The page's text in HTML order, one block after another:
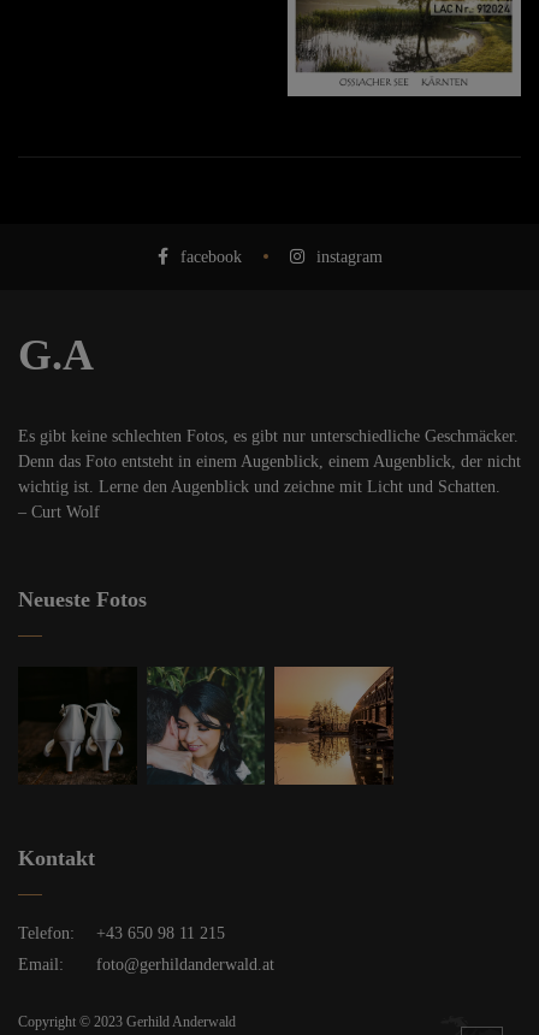
facebook instagram
G.A
Es gibt keine schlechten Fotos, es gibt nur unterschiedliche Geschmäcker.
Denn das Foto entsteht in einem Augenblick, einem Augenblick, der nicht
wichtig ist. Lerne den Augenblick und zeichne mit Licht und Schatten.
– Curt Wolf
Neueste Fotos
Kontakt
Telefon:
+43 650 98 11 215
Email:
foto@gerhildanderwald.at
Copyright © 2023 Gerhild Anderwald